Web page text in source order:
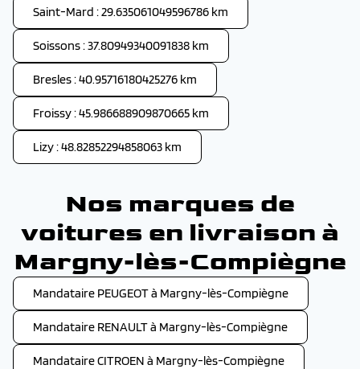
Saint-Mard : 29.635061049596786 km
Soissons : 37.80949340091838 km
Bresles : 40.95716180425276 km
Froissy : 45.986688909870665 km
Lizy : 48.82852294858063 km
Nos marques de
voitures en livraison à
Margny-lès-Compiègne
Mandataire PEUGEOT à Margny-lès-Compiègne
Mandataire RENAULT à Margny-lès-Compiègne
Mandataire CITROEN à Margny-lès-Compiègne